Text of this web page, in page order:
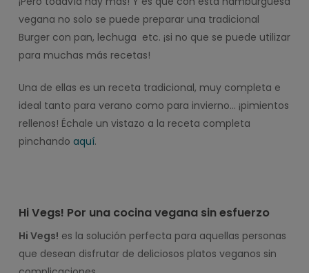
vegana no solo se puede preparar una tradicional
Burger con pan, lechuga etc. ¡si no que se puede utilizar
para muchas más recetas!
Una de ellas es un receta tradicional, muy completa e
ideal tanto para verano como para invierno… ¡pimientos
rellenos! Échale un vistazo a la receta completa
pinchando aquí.
Hi Vegs! Por una cocina vegana sin esfuerzo
Hi Vegs! es la solución perfecta para aquellas personas
que desean disfrutar de deliciosos platos veganos sin